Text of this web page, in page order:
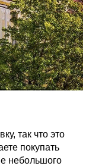
так что это
покупать
небольшого